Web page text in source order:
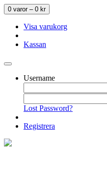
0 varor – 0 kr
Visa varukorg
Kassan
Username
Lost Password?
Registrera